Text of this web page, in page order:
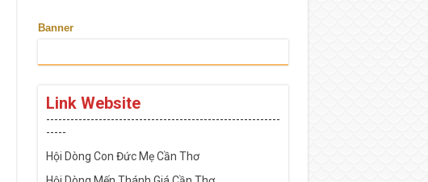
Banner
Link Website
----------------------------------------------------------
-----
Hội Dòng Con Đức Mẹ Cần Thơ